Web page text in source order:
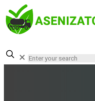
✕